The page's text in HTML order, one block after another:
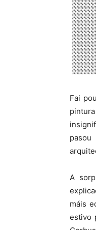
Fai
A
máis
estivo